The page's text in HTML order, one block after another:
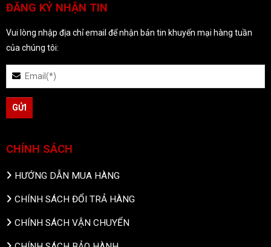
ĐĂNG KÝ NHẬN TIN
Vui lòng nhập địa chỉ email để nhận bản tin khuyến mại hàng tuần
của chúng tôi:
CHÍNH SÁCH
HƯỚNG DẪN MUA HÀNG
CHÍNH SÁCH ĐỔI TRẢ HÀNG
CHÍNH SÁCH VẬN CHUYỂN